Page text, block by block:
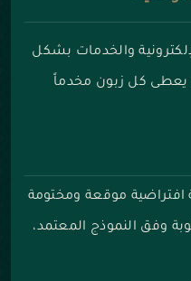
والخدمات بشكل
يعطى كل زبون مخدماً
موقعة ومختومة
وفق النموذج المعتمد،